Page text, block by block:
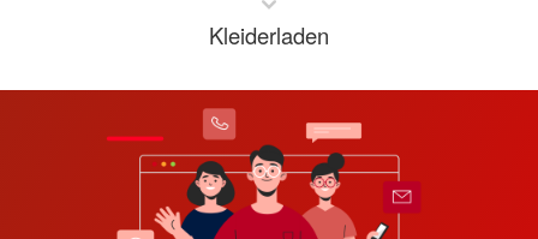
Kleiderladen